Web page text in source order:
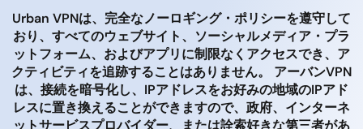
Urban VPNは、完全なノーロギング・ポリシーを遵守して
おり、すべてのウェブサイト、ソーシャルメディア・プラ
ットフォーム、およびアプリに制限なくアクセスでき、ア
クティビティを追跡することはありません。 アーバンVPN
は、接続を暗号化し、IPアドレスをお好みの地域のIPアド
レスに置き換えることができますので、政府、インターネ
ットサービスプロバイダー、または詮索好きな第三者があ